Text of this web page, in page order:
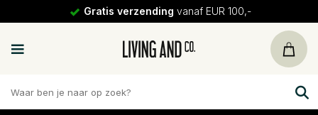
Gratis verzending vanaf EUR 100,-